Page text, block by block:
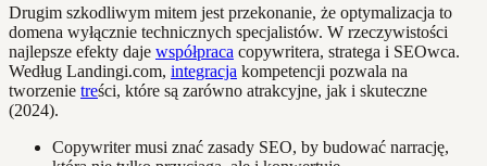
Drugim szkodliwym mitem jest przekonanie, że optymalizacja to
domena wyłącznie technicznych specjalistów. W rzeczywistości
najlepsze efekty daje współpraca copywritera, stratega i SEOwca.
Według Landingi.com, integracja kompetencji pozwala na
tworzenie treści, które są zarówno atrakcyjne, jak i skuteczne
(2024).
Copywriter musi znać zasady SEO, by budować narrację,